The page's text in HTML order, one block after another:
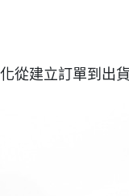
從建立訂單到出